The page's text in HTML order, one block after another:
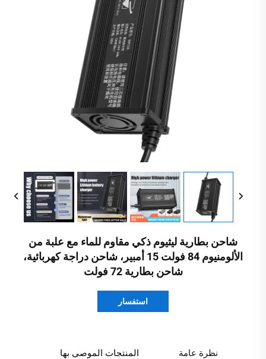
شاحن بطارية ليثيوم ذكي مقاوم للماء مع علبة من
الألومنيوم 84 فولت 15 أمبير، شاحن دراجة كهربائية،
شاحن بطارية 72 فولت
استفسار
نظرة عامة المنتجات الموصى بها